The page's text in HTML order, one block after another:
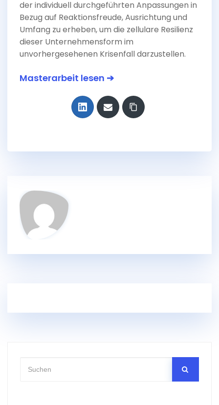
der individuell durchgeführten Anpassungen in
Bezug auf Reaktionsfreude, Ausrichtung und
Umfang zu erheben, um die zellulare Resilienz
dieser Unternehmensform im
unvorhergesehenen Krisenfall darzustellen.
Masterarbeit lesen ➔